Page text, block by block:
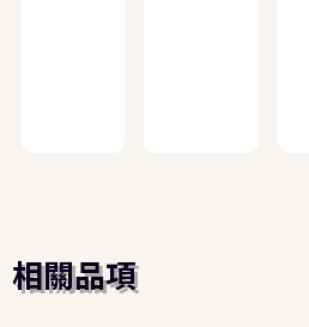
相關品項